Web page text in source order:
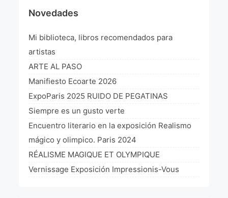
Novedades
Mi biblioteca, libros recomendados para
artistas
ARTE AL PASO
Manifiesto Ecoarte 2026
ExpoParis 2025 RUIDO DE PEGATINAS
Siempre es un gusto verte
Encuentro literario en la exposición Realismo
mágico y olimpico. Paris 2024
RÉALISME MAGIQUE ET OLYMPIQUE
Vernissage Exposición Impressionis-Vous